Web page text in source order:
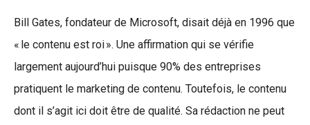
Bill Gates, fondateur de Microsoft, disait déjà en 1996 que
« le contenu est roi ». Une affirmation qui se vérifie
largement aujourd’hui puisque 90% des entreprises
pratiquent le marketing de contenu. Toutefois, le contenu
dont il s’agit ici doit être de qualité. Sa rédaction ne peut